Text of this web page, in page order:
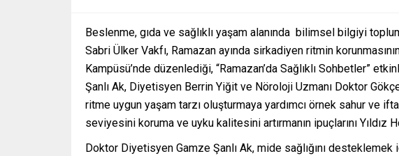
Beslenme, gıda ve sağlıklı yaşam alanında bilimsel bilgiyi
Sabri Ülker Vakfı, Ramazan ayında sirkadiyen ritmin
Kampüsü’nde düzenlediği, “Ramazan’da Sağlıklı Sohbetler”
Şanlı Ak, Diyetisyen Berrin Yiğit ve Nöroloji Uzmanı Doktor
ritme uygun yaşam tarzı oluşturmaya yardımcı örnek sahur ve
seviyesini koruma ve uyku kalitesini artırmanın ipuçlarını Yıldız
Doktor Diyetisyen Gamze Şanlı Ak, mide sağlığını